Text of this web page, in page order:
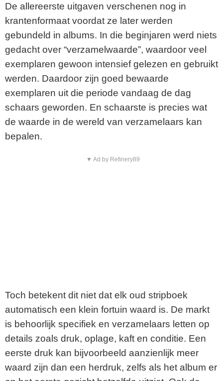
De allereerste uitgaven verschenen nog in
krantenformaat voordat ze later werden
gebundeld in albums. In die beginjaren werd niets
gedacht over “verzamelwaarde”, waardoor veel
exemplaren gewoon intensief gelezen en gebruikt
werden. Daardoor zijn goed bewaarde
exemplaren uit die periode vandaag de dag
schaars geworden. En schaarste is precies wat
de waarde in de wereld van verzamelaars kan
bepalen.
▼ Ad by Refinery89
Toch betekent dit niet dat elk oud stripboek
automatisch een klein fortuin waard is. De markt
is behoorlijk specifiek en verzamelaars letten op
details zoals druk, oplage, kaft en conditie. Een
eerste druk kan bijvoorbeeld aanzienlijk meer
waard zijn dan een herdruk, zelfs als het album er